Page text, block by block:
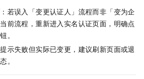
：若误入「变更认证人」流程而非「变为企
前流程，重新进入实名认证页面，明确点
。
提示失败但实际已变更，建议刷新页面或退
。